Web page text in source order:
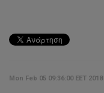
Mon Feb 05 09:36:00 EET 2018